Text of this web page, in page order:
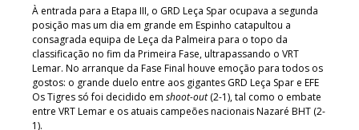
À entrada para a Etapa III, o GRD Leça Spar ocupava a segunda
posição mas um dia em grande em Espinho catapultou a
consagrada equipa de Leça da Palmeira para o topo da
classificação no fim da Primeira Fase, ultrapassando o VRT
Lemar. No arranque da Fase Final houve emoção para todos os
gostos: o grande duelo entre aos gigantes GRD Leça Spar e EFE
Os Tigres só foi decidido em shoot-out(2-1), tal como o embate
entre VRT Lemar e os atuais campeões nacionais Nazaré BHT (2-
1).